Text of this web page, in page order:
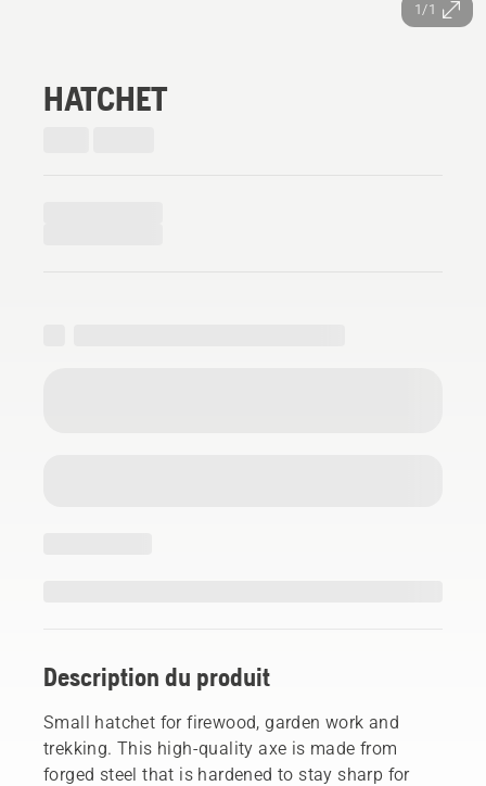
1/1
HATCHET
Description du produit
Small hatchet for firewood, garden work and
trekking. This high-quality axe is made from
forged steel that is hardened to stay sharp for